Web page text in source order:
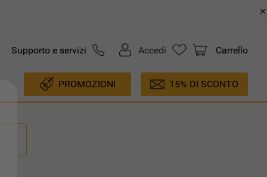
Supporto e servizi Accedi Carrello
PROMOZIONI 15% DI SCONTO